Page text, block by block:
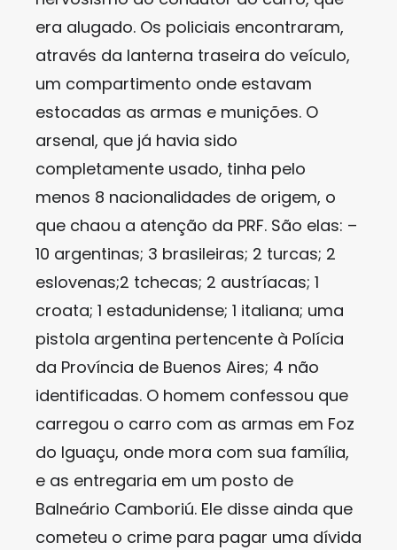
era alugado. Os policiais encontraram,
através da lanterna traseira do veículo,
um compartimento onde estavam
estocadas as armas e munições. O
arsenal, que já havia sido
completamente usado, tinha pelo
menos 8 nacionalidades de origem, o
que chaou a atenção da PRF. São elas: –
10 argentinas; 3 brasileiras; 2 turcas; 2
eslovenas;2 tchecas; 2 austríacas; 1
croata; 1 estadunidense; 1 italiana; uma
pistola argentina pertencente à Polícia
da Província de Buenos Aires; 4 não
identificadas. O homem confessou que
carregou o carro com as armas em Foz
do Iguaçu, onde mora com sua família,
e as entregaria em um posto de
Balneário Camboriú. Ele disse ainda que
cometeu o crime para pagar uma dívida